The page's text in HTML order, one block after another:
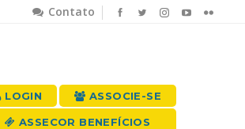
Contato
LOGIN ASSOCIE-SE
ASSECOR BENEFÍCIOS